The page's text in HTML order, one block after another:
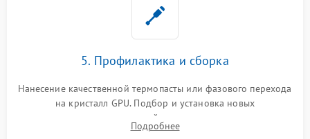
5. Профилактика и сборка
Нанесение качественной термопасты или фазового перехода
на кристалл GPU. Подбор и установка новых
термопрокладок правильной толщины на память и цепи
питания. Монтаж радиатора и бэкплейта, подключение и
Подробнее